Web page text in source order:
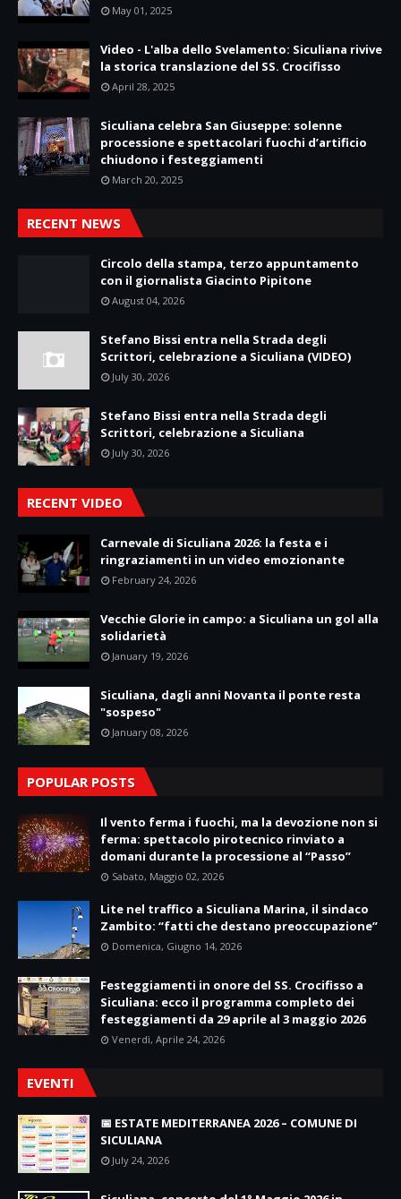
May 01, 2025
Video - L'alba dello Svelamento: Siculiana rivive
la storica translazione del SS. Crocifisso
April 28, 2025
Siculiana celebra San Giuseppe: solenne
processione e spettacolari fuochi d’artificio
chiudono i festeggiamenti
March 20, 2025
RECENT NEWS
Circolo della stampa, terzo appuntamento
con il giornalista Giacinto Pipitone
August 04, 2026
Stefano Bissi entra nella Strada degli
Scrittori, celebrazione a Siculiana (VIDEO)
July 30, 2026
Stefano Bissi entra nella Strada degli
Scrittori, celebrazione a Siculiana
July 30, 2026
RECENT VIDEO
Carnevale di Siculiana 2026: la festa e i
ringraziamenti in un video emozionante
February 24, 2026
Vecchie Glorie in campo: a Siculiana un gol alla
solidarietà
January 19, 2026
Siculiana, dagli anni Novanta il ponte resta
"sospeso"
January 08, 2026
POPULAR POSTS
Il vento ferma i fuochi, ma la devozione non si
ferma: spettacolo pirotecnico rinviato a
domani durante la processione al “Passo”
Sabato, Maggio 02, 2026
Lite nel traffico a Siculiana Marina, il sindaco
Zambito: “fatti che destano preoccupazione”
Domenica, Giugno 14, 2026
Festeggiamenti in onore del SS. Crocifisso a
Siculiana: ecco il programma completo dei
festeggiamenti da 29 aprile al 3 maggio 2026
Venerdì, Aprile 24, 2026
EVENTI
📅 ESTATE MEDITERRANEA 2026 – COMUNE DI
SICULIANA
July 24, 2026